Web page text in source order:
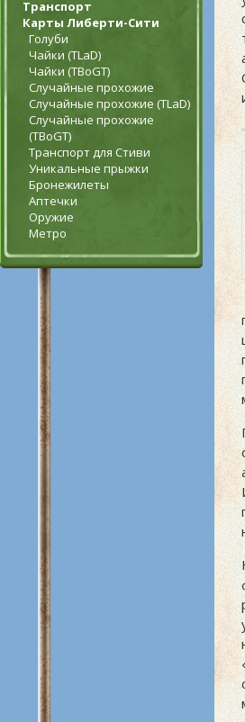
Транспорт
Карты Либерти-Сити
Голуби
Чайки (TLaD)
Чайки (TBoGT)
Случайные прохожие
Случайные прохожие (TLaD)
Случайные прохожие
(TBoGT)
Транспорт для Стиви
Уникальные прыжки
Бронежилеты
Аптечки
Оружие
Метро